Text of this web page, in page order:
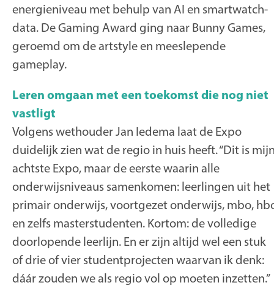
energieniveau met behulp van AI en smartwatch-
data. De Gaming Award ging naar Bunny Games,
geroemd om de artstyle en meeslepende
gameplay.
Leren omgaan met een toekomst die nog niet
vastligt
Volgens wethouder Jan Iedema laat de Expo
duidelijk zien wat de regio in huis heeft. “Dit is
achtste Expo, maar de eerste waarin alle
onderwijsniveaus samenkomen: leerlingen uit het
primair onderwijs, voortgezet onderwijs, mbo,
en zelfs masterstudenten. Kortom: de volledige
doorlopende leerlijn. En er zijn altijd wel een stuk
of drie of vier studentprojecten waarvan ik denk:
dáár zouden we als regio vol op moeten inzetten.”